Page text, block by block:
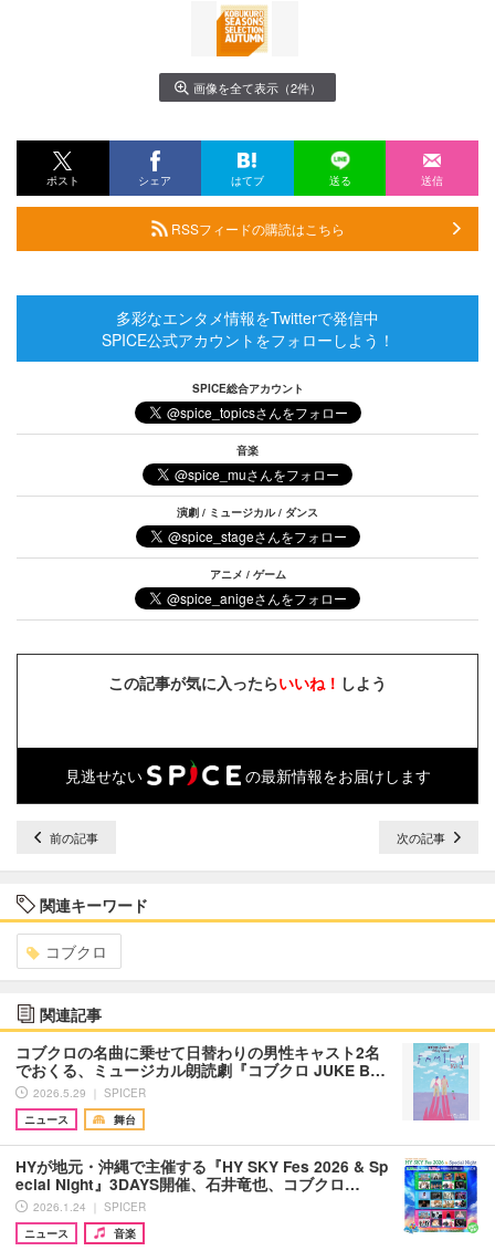
画像を全て表示（2件）
ポスト シェア はてブ 送る 送信
RSSフィードの購読はこちら
多彩なエンタメ情報をTwitterで発信中
SPICE公式アカウントをフォローしよう！
SPICE総合アカウント
音楽
演劇 / ミュージカル / ダンス
アニメ / ゲーム
この記事が気に入ったらいいね！ しよう
見逃せない の最新情報をお届けします
前の記事 次の記事
関連キーワード
コブクロ
関連記事
コブクロの名曲に乗せて日替わりの男性キャスト2名
でおくる、ミュージカル朗読劇『コブクロ JUKE B…
2026.5.29 ｜ SPICER
ニュース
舞台
HYが地元・沖縄で主催する『HY SKY Fes 2026 & Sp
ecial Night』3DAYS開催、石井竜也、コブクロ…
2026.1.24 ｜ SPICER
ニュース
音楽